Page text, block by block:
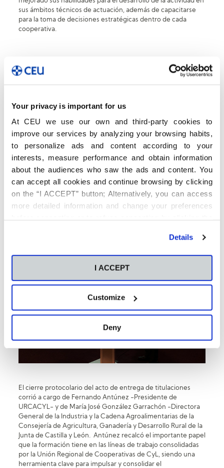
Your privacy is important for us
At CEU we use our own and third-party cookies to
improve our services by analyzing your browsing habits,
to personalize ads and content according to your
interests, measure performance and obtain information
about the audiences who saw the ads and content. You
can accept all cookies and continue browsing by clicking
on the “I ACCEPT” button; Alternatively, you can access
more detailed information and change your preferences
Details
I ACCEPT
Customize
Deny
sus ámbitos técnicos de actuación, además de capacitarse
para la toma de decisiones estratégicas dentro de cada
cooperativa.
El cierre protocolario del acto de entrega de titulaciones
corrió a cargo de Fernando Antúnez -Presidente de
URCACYL- y de María José González Garrachón -Directora
General de la Industria y la Cadena Agroalimentarias de la
Consejería de Agricultura, Ganadería y Desarrollo Rural de la
Junta de Castilla y León. Antúnez recalcó el importante papel
que la formación tiene en las líneas de trabajo consolidadas
por la Unión Regional de Cooperativas de CyL, siendo una
herramienta clave para impulsar y consolidar el